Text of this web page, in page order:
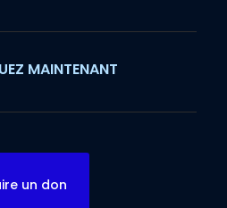
MAINTENANT
un don